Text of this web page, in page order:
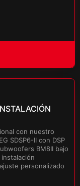
con nuestro
SDSP6-II con DSP
BM8II bajo
personalizado